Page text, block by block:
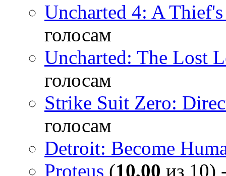
Uncharted 4: A
голосам
Uncharted: The Lost
голосам
Strike Suit Zero:
голосам
Detroit: Become
Proteus (10,00 из 10)